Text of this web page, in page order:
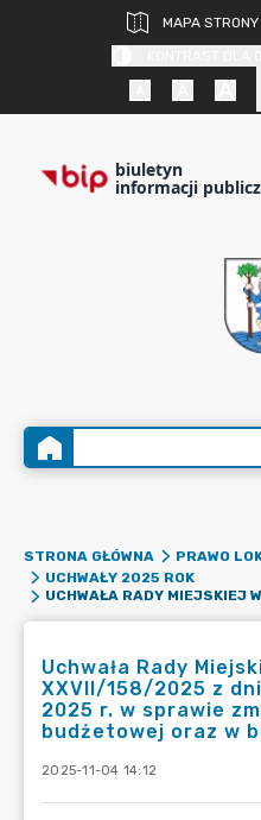
MAPA STRONY
biuletyn
informacji
STRONA GŁÓWNA PRAWO
UCHWAŁY 2025 ROK
Uchwała Rady
XXVII/158/2025 z
2025 r. w sprawie
budżetowej oraz w
2025-11-04 14:12